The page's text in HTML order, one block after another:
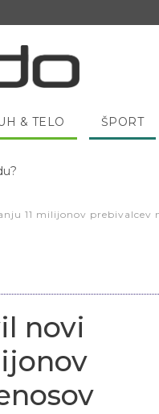
& TELO ŠPORT
11 milijonov prebivalcev
novi